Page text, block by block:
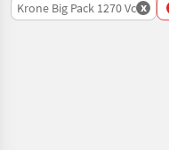
Krone Big Pack 1270 Vc x